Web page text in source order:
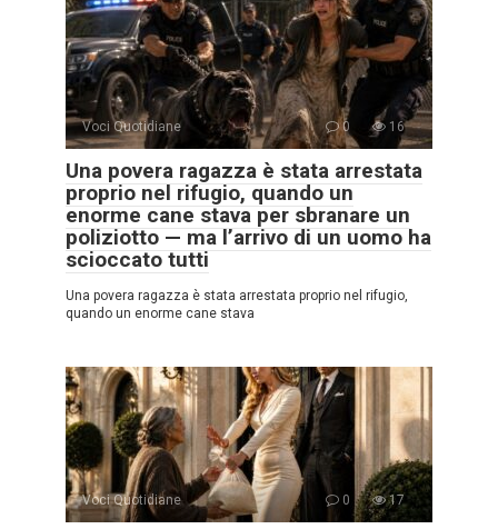
Voci Quotidiane 0 16
Una povera ragazza è stata arrestata
proprio nel rifugio, quando un
enorme cane stava per sbranare un
poliziotto — ma l’arrivo di un uomo ha
scioccato tutti
Una povera ragazza è stata arrestata proprio nel rifugio,
quando un enorme cane stava
Voci Quotidiane 0 17